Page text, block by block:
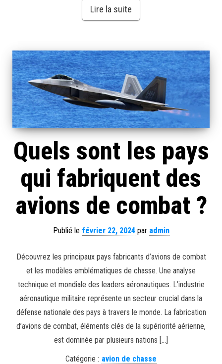
Lire la suite
Quels sont les pays
qui fabriquent des
avions de combat ?
Publié le février 22, 2024par admin
Découvrez les principaux pays fabricants d’avions de combat
et les modèles emblématiques de chasse. Une analyse
technique et mondiale des leaders aéronautiques. L’industrie
aéronautique militaire représente un secteur crucial dans la
défense nationale des pays à travers le monde. La fabrication
d’avions de combat, éléments clés de la supériorité aérienne,
est dominée par plusieurs nations […]
Catégorie : avion de chasse